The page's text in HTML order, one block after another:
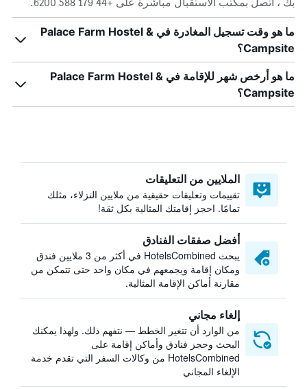
ما هو وقت تسجيل المغادرة في Palace Farm Hostel &
Campsite؟
ما هو أرخص شهر للإقامة في Palace Farm Hostel &
Campsite؟
الملايين من التعليقات
تقييمات وتعليقات حقيقية من ملايين النزلاء، مثلك
تمامًا. احجز إقامتك المثالية بكل ثقة!
أفضل صفقات الفنادق
يبحث HotelsCombined في أكثر من 3 ملايين فندق
ومكان إقامة ويجمعهم في مكان واحد حتى تتمكن من
مقارنة أماكن الإقامة المثالية.
إلغاء مجاني
من الوارد أن تتغير الخطط — نتفهم ذلك. ولهذا يمكنك
البحث وحجز فنادق وأماكن إقامة على
HotelsCombined من وكالات السفر التي تقدم خدمة
الإلغاء المجاني